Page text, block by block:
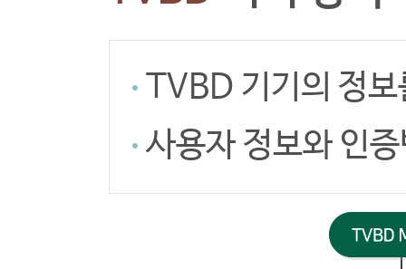
TVBD 기기의 정
사용자 정보와 인